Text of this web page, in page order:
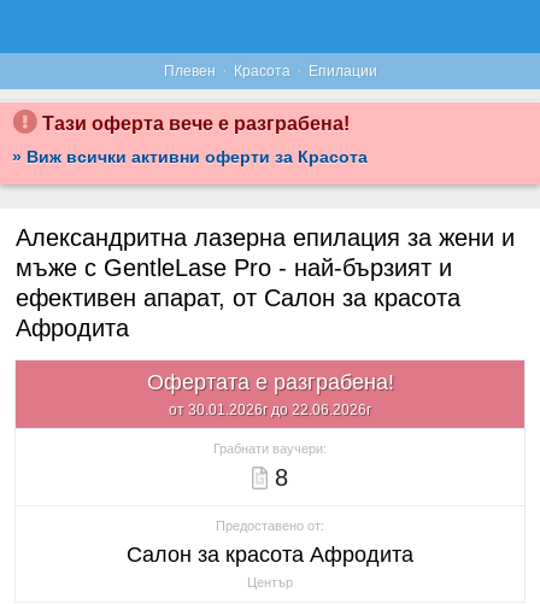
Плевен · Красота · Епилации
Тази оферта вече е разграбена!
» Виж всички активни оферти за Красота
Александритна лазерна епилация за жени и
мъже с GentleLase Pro - най-бързият и
ефективен апарат, от Салон за красота
Афродита
Офертата е разграбена!
от 30.01.2026г до 22.06.2026г
Грабнати ваучери:
8
Предоставено от:
Салон за красота Афродита
Център